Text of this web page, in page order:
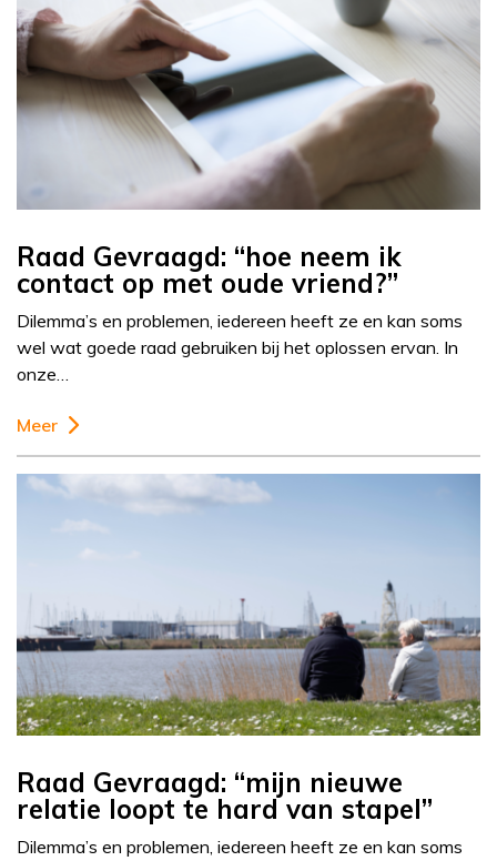
Raad Gevraagd: “hoe neem ik
contact op met oude vriend?”
Dilemma’s en problemen, iedereen heeft ze en kan soms
wel wat goede raad gebruiken bij het oplossen ervan. In
onze…
Meer
Raad Gevraagd: “mijn nieuwe
relatie loopt te hard van stapel”
Dilemma’s en problemen, iedereen heeft ze en kan soms